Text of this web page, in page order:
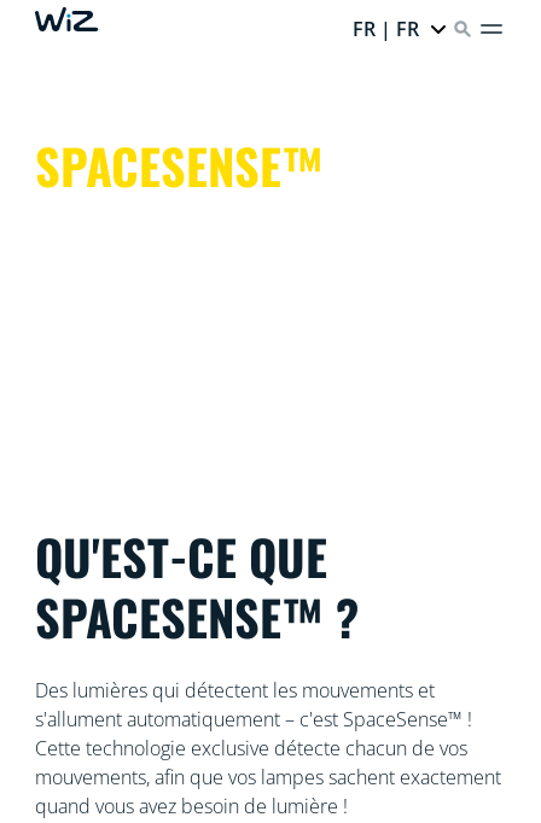
FR | FR
SPACESENSE™
QU'EST-CE QUE
SPACESENSE™ ?
Des lumières qui détectent les mouvements et
s'allument automatiquement – ​​c'est SpaceSense™ !
Cette technologie exclusive détecte chacun de vos
mouvements, afin que vos lampes sachent exactement
quand vous avez besoin de lumière !